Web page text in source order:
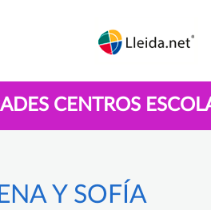
CENTROS
Y SOFÍA